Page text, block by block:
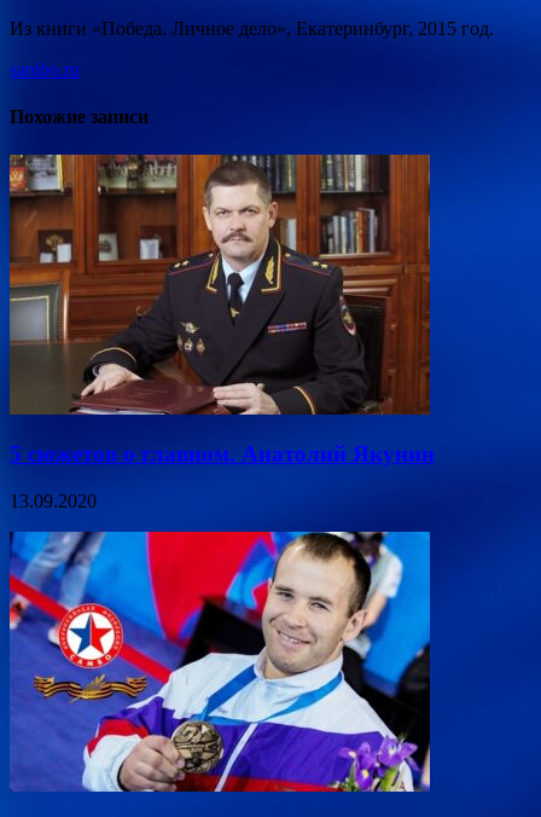
Из книги «Победа. Личное дело», Екатеринбург, 2015 год.
sambo.ru
Похожие записи
5 сюжетов о главном. Анатолий Якунин
13.09.2020